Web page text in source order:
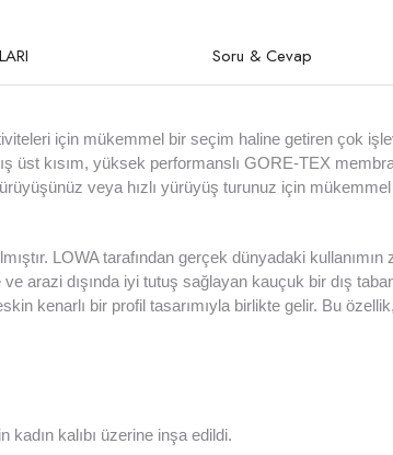
Soru & Cevap
için mükemmel bir seçim haline getiren çok
üst kısım, yüksek performanslı GORE-TEX
veya hızlı yürüyüş turunuz için
LOWA tarafından gerçek dünyadaki
ve arazi dışında iyi tutuş sağlayan kauçuk bir dış
kenarlı bir profil tasarımıyla birlikte gelir. Bu
kadın kalıbı üzerine inşa edildi.